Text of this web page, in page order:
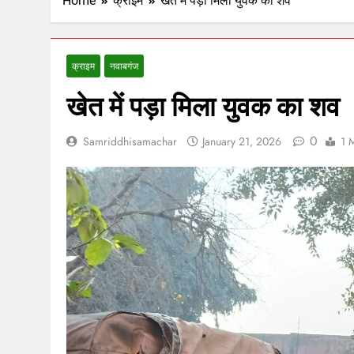
क्राइम नवाबगंज
खेत में पड़ा मिला युवक का शव
Samriddhisamachar January 21, 2026 0 1